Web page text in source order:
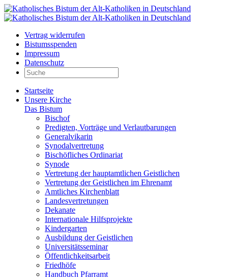
Vertrag widerrufen
Bistumsspenden
Impressum
Datenschutz
Startseite
Unsere Kirche
Das Bistum
Bischof
Predigten, Vorträge und Verlautbarungen
Generalvikarin
Synodalvertretung
Bischöfliches Ordinariat
Synode
Vertretung der hauptamtlichen Geistlichen
Vertretung der Geistlichen im Ehrenamt
Amtliches Kirchenblatt
Landesvertretungen
Dekanate
Internationale Hilfsprojekte
Kindergarten
Ausbildung der Geistlichen
Universitätsseminar
Öffentlichkeitsarbeit
Friedhöfe
Handbuch Pfarramt